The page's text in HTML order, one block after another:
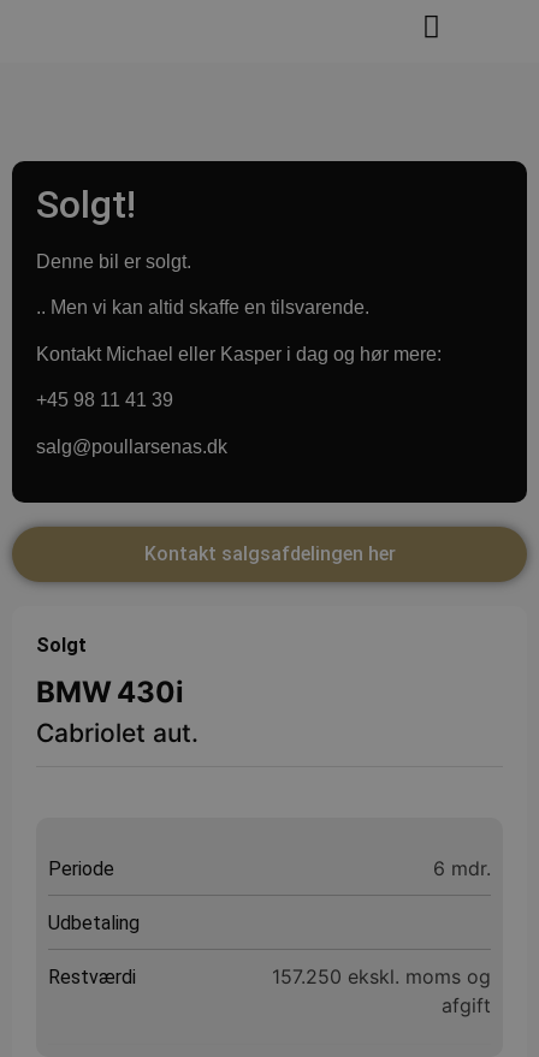
Solgt!
Denne bil er solgt.
.. Men vi kan altid skaffe en tilsvarende.
Kontakt Michael eller Kasper i dag og hør mere:
+45 98 11 41 39
salg@poullarsenas.dk
Kontakt salgsafdelingen her
Solgt
BMW 430i
Cabriolet aut.
Periode 6 mdr.
Udbetaling
Restværdi
157.250 ekskl. moms og
afgift